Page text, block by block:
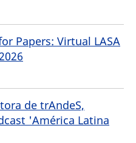
Papers: Virtual LASA
de trAndeS,
'América Latina